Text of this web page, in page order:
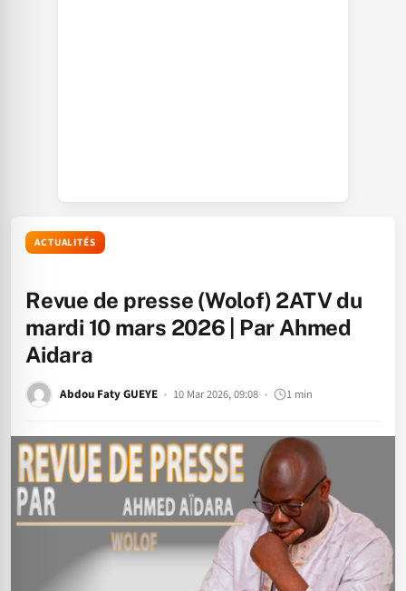
ACTUALITÉS
Revue de presse (Wolof) 2ATV du
mardi 10 mars 2026 | Par Ahmed
Aidara
Abdou Faty GUEYE 10 Mar 2026, 09:08 1 min